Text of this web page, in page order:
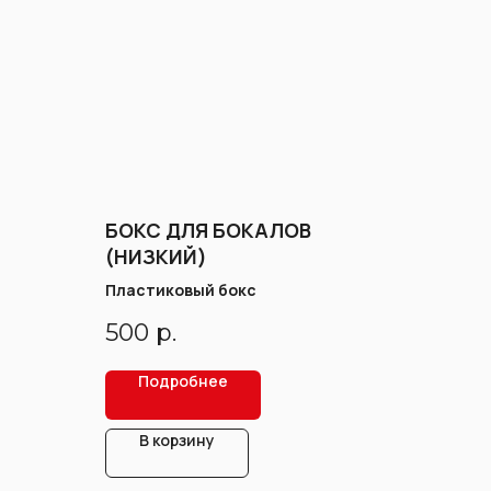
БОКС ДЛЯ БОКАЛОВ
(НИЗКИЙ)
Пластиковый бокс
500 р.
Подробнее
В корзину